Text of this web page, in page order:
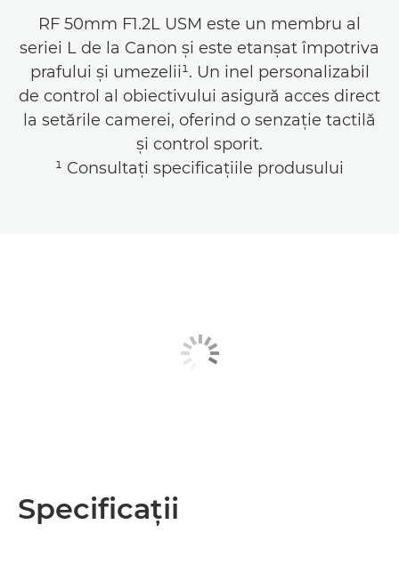
RF 50mm F1.2L USM este un membru al
seriei L de la Canon şi este etanşat împotriva
prafului şi umezelii¹. Un inel personalizabil
de control al obiectivului asigură acces direct
la setările camerei, oferind o senzaţie tactilă
şi control sporit.
¹ Consultaţi specificaţiile produsului
Specificaţii